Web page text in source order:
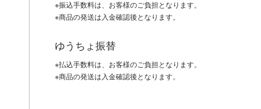
※振込手数料は、お客様のご負担となります。
※商品の発送は入金確認後となります。
ゆうちょ振替
※払込手数料は、お客様のご負担となります。
※商品の発送は入金確認後となります。